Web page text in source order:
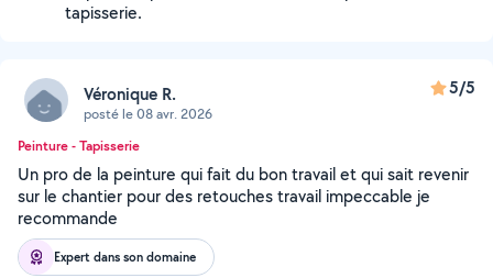
tapisserie.
Véronique R.
posté le 08 avr. 2026
5/5
Peinture - Tapisserie
Un pro de la peinture qui fait du bon travail et qui sait revenir
sur le chantier pour des retouches travail impeccable je
recommande
Expert dans son domaine